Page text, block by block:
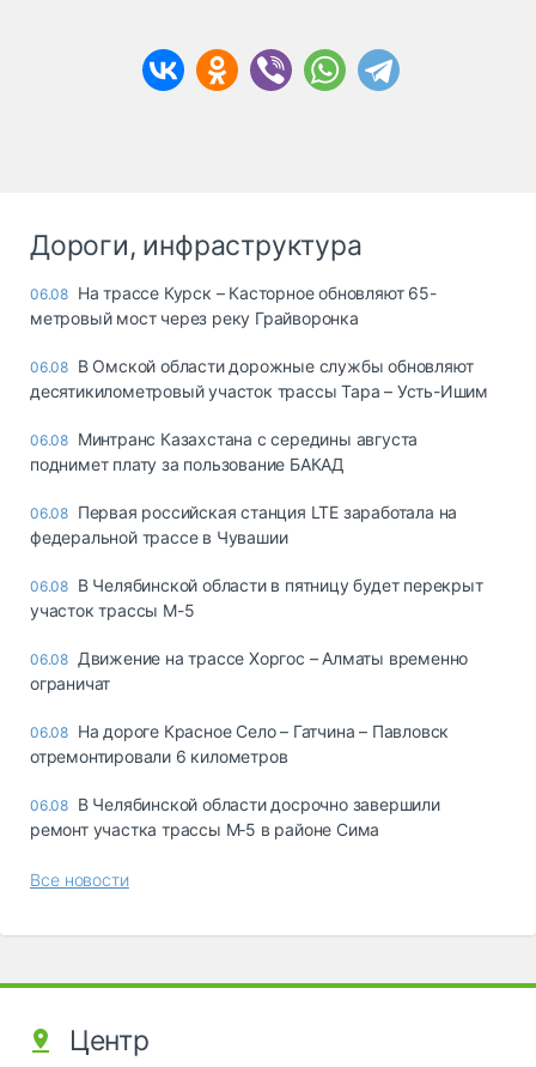
Дороги, инфраструктура
06.08 На трассе Курск – Касторное обновляют 65-
метровый мост через реку Грайворонка
06.08 В Омской области дорожные службы обновляют
десятикилометровый участок трассы Тара – Усть-Ишим
06.08 Минтранс Казахстана с середины августа
поднимет плату за пользование БАКАД
06.08 Первая российская станция LTE заработала на
федеральной трассе в Чувашии
06.08 В Челябинской области в пятницу будет перекрыт
участок трассы М-5
06.08 Движение на трассе Хоргос – Алматы временно
ограничат
06.08 На дороге Красное Село – Гатчина – Павловск
отремонтировали 6 километров
06.08 В Челябинской области досрочно завершили
ремонт участка трассы М‑5 в районе Сима
Все новости
Центр